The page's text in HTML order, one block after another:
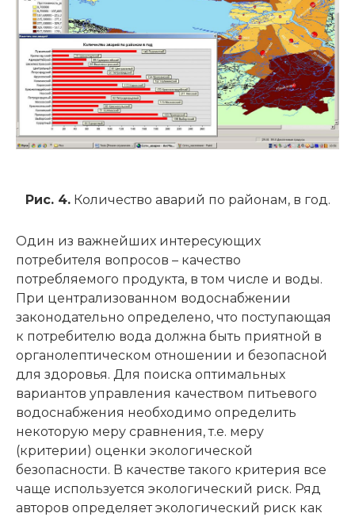
Рис. 4.Количество аварий по районам, в год.
Один из важнейших интересующих
потребителя вопросов – качество
потребляемого продукта, в том числе и воды.
При централизованном водоснабжении
законодательно определено, что поступающая
к потребителю вода должна быть приятной в
органолептическом отношении и безопасной
для здоровья. Для поиска оптимальных
вариантов управления качеством питьевого
водоснабжения необходимо определить
некоторую меру сравнения, т.е. меру
(критерии) оценки экологической
безопасности. В качестве такого критерия все
чаще используется экологический риск. Ряд
авторов определяет экологический риск как